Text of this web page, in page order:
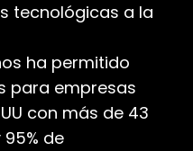
tecnológicas a la
ha permitido
para empresas
con más de 43
de